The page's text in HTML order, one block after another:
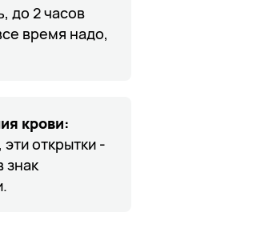
до 2 часов
время надо,
крови:
открытки -
знак